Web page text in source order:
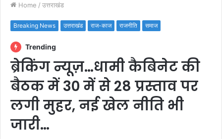
Home / उत्तराखंड
Breaking News उत्तराखंड राज-काज राजनीति समाज
Trending
ब्रेकिंग न्यूज़…धामी कैबिनेट की
बैठक में 30 में से 28 प्रस्ताव पर
लगी मुहर, नई खेल नीति भी
जारी…